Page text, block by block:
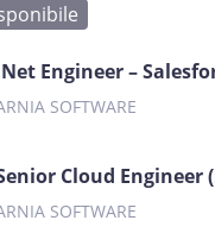
Engineer –
SOFTWARE
Cloud Engineer
SOFTWARE